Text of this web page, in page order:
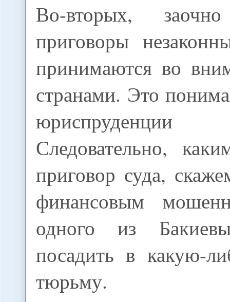
Во-вторых,
приговоры
принимаются во
странами. Это
Следовательно,
приговор суда,
финансовым
одного из
посадить в какую-
тюрьму.